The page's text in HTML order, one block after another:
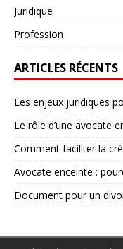
Juridique
Profession
ARTICLES RÉCENTS
Les enjeux juridiques
Le rôle d’une avocate
Comment faciliter la
Avocate enceinte :
Document pour un